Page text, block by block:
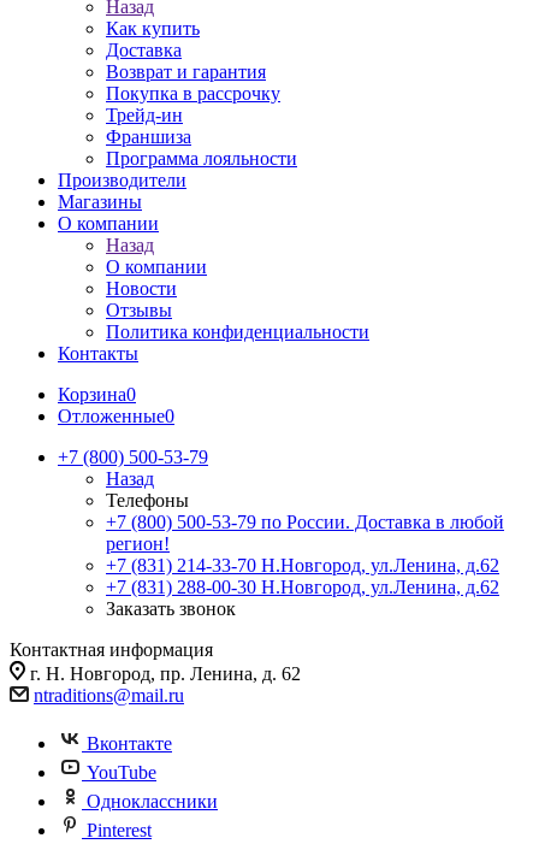
Назад
Как купить
Доставка
Возврат и гарантия
Покупка в рассрочку
Трейд-ин
Франшиза
Программа лояльности
Производители
Магазины
О компании
Назад
О компании
Новости
Отзывы
Политика конфиденциальности
Контакты
Корзина0
Отложенные0
+7 (800) 500-53-79
Назад
Телефоны
+7 (800) 500-53-79 по России. Доставка в любой
регион!
+7 (831) 214-33-70 Н.Новгород, ул.Ленина, д.62
+7 (831) 288-00-30 Н.Новгород, ул.Ленина, д.62
Заказать звонок
Контактная информация
г. Н. Новгород, пр. Ленина, д. 62
ntraditions@mail.ru
Вконтакте
YouTube
Одноклассники
Pinterest